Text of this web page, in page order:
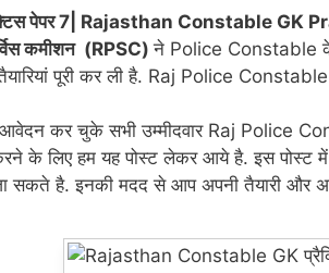
पेपर 7| Rajasthan Constable GK
कमीशन (RPSC)ने Police Constable
पूरी कर ली है. Raj Police
आवेदन कर चुके सभी उम्मीदवार Raj Police
करने के लिए हम यह पोस्ट लेकर आये है. इस
है. इनकी मदद से आप अपनी तैयारी और